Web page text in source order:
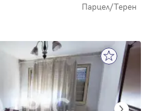
Парцел/Терен